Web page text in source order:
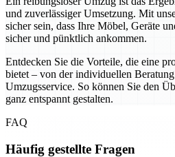
und zuverlässiger Umsetzung. Mit
sicher sein, dass Ihre Möbel, Geräte
sicher und pünktlich ankommen.
Entdecken Sie die Vorteile, die eine
bietet – von der individuellen
Umzugsservice. So können Sie den
ganz entspannt gestalten.
FAQ
Häufig gestellte Fragen